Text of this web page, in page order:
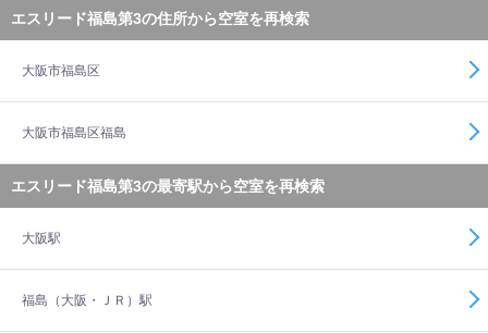
エスリード福島第3の住所から空室を再検索
大阪市福島区
大阪市福島区福島
エスリード福島第3の最寄駅から空室を再検索
大阪駅
福島（大阪・ＪＲ）駅